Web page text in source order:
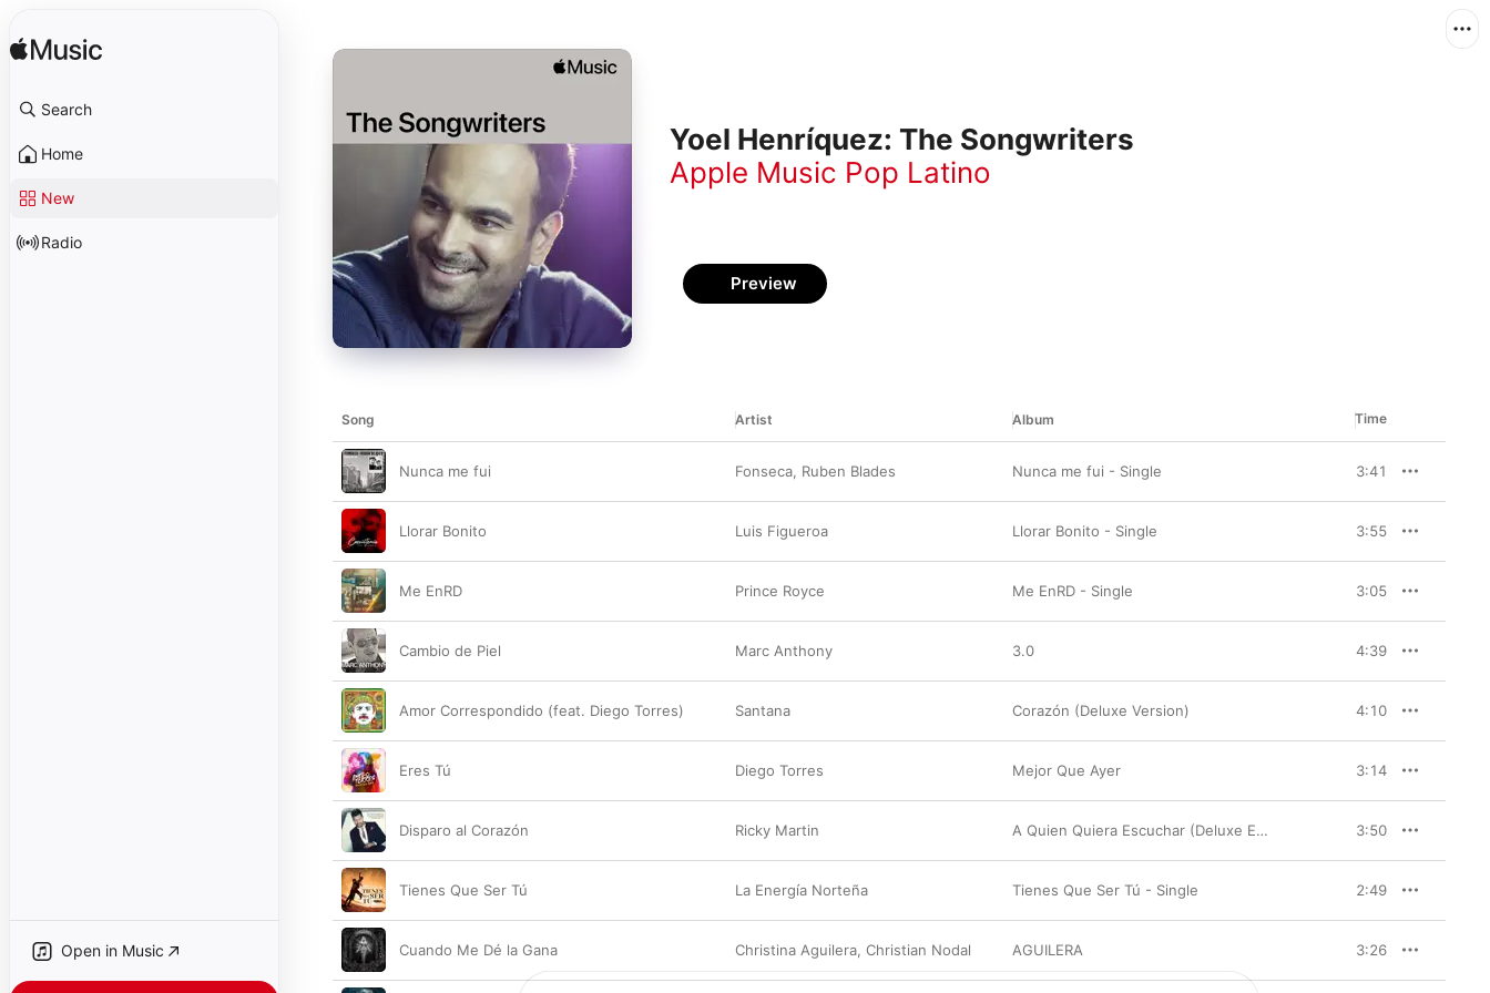
Search
Home
New
Radio
Open in Music
Yoel Henríquez: The Songwriters
Apple Music Pop Latino
Preview
Song Artist Album Time
Nunca me fui Fonseca, Ruben Blades Nunca me fui - Single 3:41
Llorar Bonito Luis Figueroa Llorar Bonito - Single 3:55
Me EnRD Prince Royce Me EnRD - Single 3:05
Cambio de Piel Marc Anthony 3.0 4:39
Amor Correspondido (feat. Diego Torres) Santana Corazón (Deluxe Version) 4:10
Eres Tú Diego Torres Mejor Que Ayer 3:14
Disparo al Corazón Ricky Martin A Quien Quiera Escuchar (Deluxe Edition) 3:50
Tienes Que Ser Tú La Energía Norteña Tienes Que Ser Tú - Single 2:49
Cuando Me Dé la Gana Christina Aguilera, Christian Nodal AGUILERA 3:26